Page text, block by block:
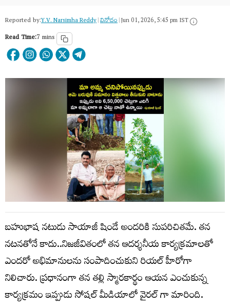
Reported by:Y.V. Narsimha Reddy|వినోదం|Jun 01, 2026, 5:45 pm IST
Read Time:7 mins
బహుభాష నటుడు సాయాజీ షిండే అందరికి సుపరిచితమే. తన
నటనతోనే కాదు..నిజజీవితంలో తన ఆదర్శనీయ కార్యక్రమాలతో
ఎందరో అభిమానులను సంపాదించుకుని రియల్ హీరోగా
నిలిచారు. ప్రధానంగా తన తల్లి స్మారకార్థం ఆయన ఎంచుకున్న
కార్యక్రమం ఇప్పుడు సోషల్ మీడియాలో వైరల్ గా మారింది.